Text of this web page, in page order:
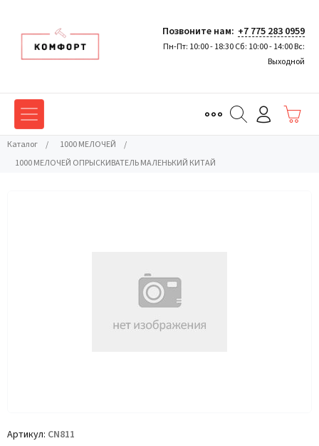
Позвоните нам: +7 775 283 0959
Пн-Пт: 10:00 - 18:30 Сб: 10:00 - 14:00 Вс:
Выходной
Каталог / 1000 МЕЛОЧЕЙ
/
1000 МЕЛОЧЕЙ ОПРЫСКИВАТЕЛЬ МАЛЕНЬКИЙ КИТАЙ
Артикул CN811